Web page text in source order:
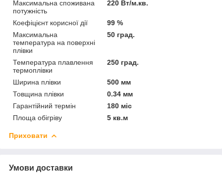
Максимальна споживана
потужність
220 Вт/м.кв.
Коефіцієнт корисної дії
99 %
Максимальна
температура на поверхні
плівки
50 град.
Температура плавлення
термоплівки
250 град.
Ширина плівки
500 мм
Товщина плівки
0.34 мм
Гарантійний термін
180 міс
Площа обігріву
5 кв.м
Приховати
Умови доставки